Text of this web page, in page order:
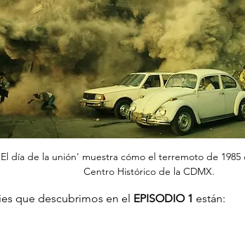
día de la unión' muestra cómo el terremoto de 1985
Centro Histórico de la CDMX.
que descubrimos en el EPISODIO 1 están: